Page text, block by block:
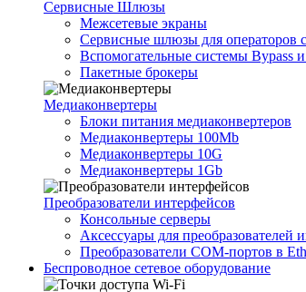
Сервисные Шлюзы
Межсетевые экраны
Сервисные шлюзы для операторов
Вспомогательные системы Bypass
Пакетные брокеры
Медиаконвертеры
Блоки питания медиаконвертеров
Медиаконвертеры 100Mb
Медиаконвертеры 10G
Медиаконвертеры 1Gb
Преобразователи интерфейсов
Консольные серверы
Аксессуары для преобразователей
Преобразователи COM-портов в
Беспроводное сетевое оборудование